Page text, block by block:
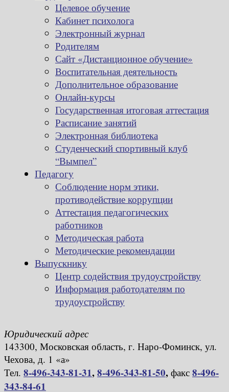
Целевое обучение
Кабинет психолога
Электронный журнал
Родителям
Сайт «Дистанционное обучение»
Воспитательная деятельность
Дополнительное образование
Онлайн-курсы
Государственная итоговая аттестация
Расписание занятий
Электронная библиотека
Студенческий спортивный клуб
“Вымпел”
Педагогу
Соблюдение норм этики,
противодействие коррупции
Аттестация педагогических
работников
Методическая работа
Методические рекомендации
Выпускнику
Центр содействия трудоустройству
Информация работодателям по
трудоустройству
Юридический адрес
143300, Московская область, г. Наро-Фоминск, ул.
Чехова, д. 1 «а»
Тел. 8-496-343-81-31,8-496-343-81-50, факс 8-496-
343-84-61